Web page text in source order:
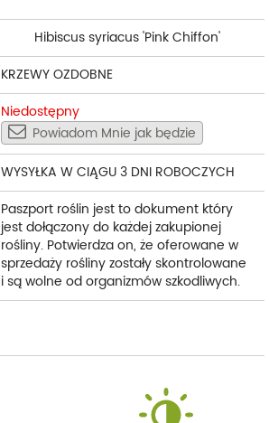
Hibiscus syriacus 'Pink Chiffon'
KRZEWY OZDOBNE
Niedostępny
Powiadom Mnie jak będzie
WYSYŁKA W CIĄGU 3 DNI ROBOCZYCH
Paszport roślin jest to dokument który
jest dołączony do każdej zakupionej
rośliny. Potwierdza on, że oferowane w
sprzedaży rośliny zostały skontrolowane
i są wolne od organizmów szkodliwych.